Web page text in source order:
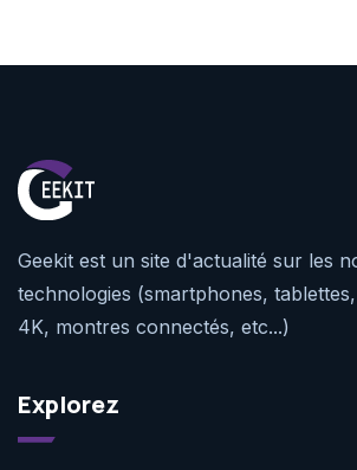
Geekit est un site d'actualité sur les
technologies (smartphones,
4K, montres connectés, etc...)
Explorez